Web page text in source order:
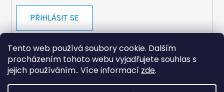
Tento web používá soubory cookie. Dalším
procházením tohoto webu vyjadřujete souhlas s
jejich používáním.. Více informací zde.
PŘIHLÁSIT SE
payments